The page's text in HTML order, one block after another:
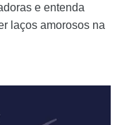
e entenda
laços amorosos na